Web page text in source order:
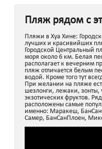
Пляж рядом с
Пляжи в Хуа Хине:
лучших и красивийших
Городской Центральный
моря около 6 км. Белая
располагает к вечерним
пляж отличается белым
водой. Кроме того тут
При желании на пляже
шезлонги, лежаки, зонты,
экзотических фруктов.
расположены самые
именно: Маракеш,
Самер, БанСанПлоен,